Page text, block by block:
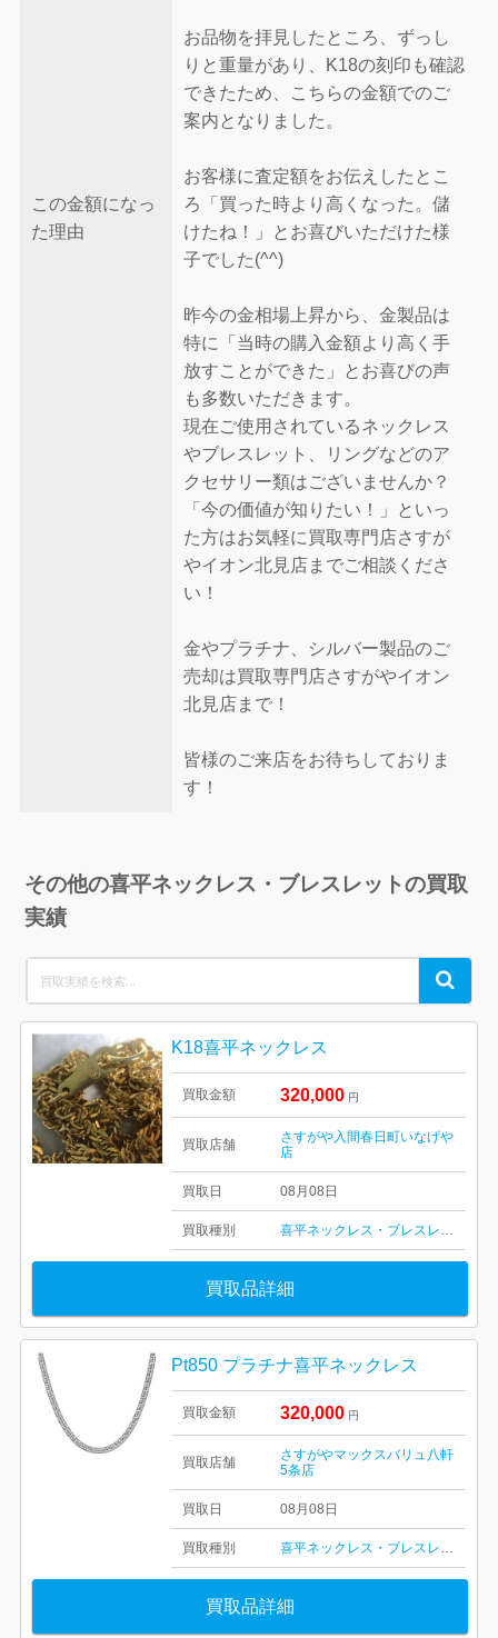
この金額になっ
た理由
お品物を拝見したところ、ずっし
りと重量があり、K18の刻印も確認
できたため、こちらの金額でのご
案内となりました。
お客様に査定額をお伝えしたとこ
ろ「買った時より高くなった。儲
けたね！」とお喜びいただけた様
子でした(^^)
昨今の金相場上昇から、金製品は
特に「当時の購入金額より高く手
放すことができた」とお喜びの声
も多数いただきます。
現在ご使用されているネックレス
やブレスレット、リングなどのア
クセサリー類はございませんか？
「今の価値が知りたい！」といっ
た方はお気軽に買取専門店さすが
やイオン北見店までご相談くださ
い！
金やプラチナ、シルバー製品のご
売却は買取専門店さすがやイオン
北見店まで！
皆様のご来店をお待ちしておりま
す！
その他の喜平ネックレス・ブレスレットの買取
実績
for:
Search
K18喜平ネックレス
買取金額 320,000 円
買取店舗
さすがや入間春日町いなげや
店
買取日 08月08日
買取種別 喜平ネックレス・ブレスレット
買取品詳細
Pt850 プラチナ喜平ネックレス
買取金額 320,000 円
買取店舗
さすがやマックスバリュ八軒
5条店
買取日 08月08日
買取種別 喜平ネックレス・ブレスレット
買取品詳細